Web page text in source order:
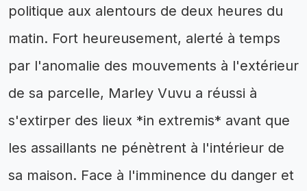
politique aux alentours de deux heures du
matin. Fort heureusement, alerté à temps
par l'anomalie des mouvements à l'extérieur
de sa parcelle, Marley Vuvu a réussi à
s'extirper des lieux *in extremis* avant que
les assaillants ne pénètrent à l'intérieur de
sa maison. Face à l'imminence du danger et